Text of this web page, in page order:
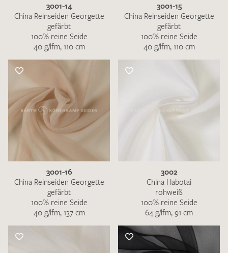
3001-14
China Reinseiden Georgette
gefärbt
100% reine Seide
40 g/lfm, 110 cm
3001-15
China Reinseiden Georgette
gefärbt
100% reine Seide
40 g/lfm, 110 cm
3001-16
China Reinseiden Georgette
gefärbt
100% reine Seide
40 g/lfm, 137 cm
3002
China Habotai
rohweiß
100% reine Seide
64 g/lfm, 91 cm